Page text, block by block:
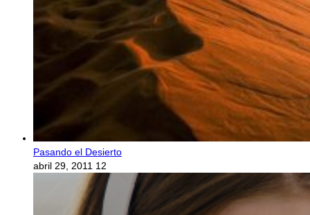
Pasando el Desierto
abril 29, 2011 12